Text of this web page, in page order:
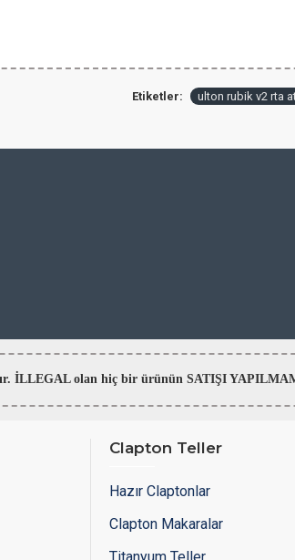
Etiketler: ulton rubik v2 rta
İLLEGAL olan hiç bir ürünün SATIŞI
Clapton Teller
Hazır Claptonlar
Clapton Makaralar